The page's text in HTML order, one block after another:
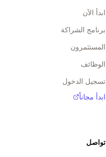
ابدأ الآن
برنامج الشراكة
المستثمرون
الوظائف
تسجيل الدخول
ابدأ مجاناً
تواصل